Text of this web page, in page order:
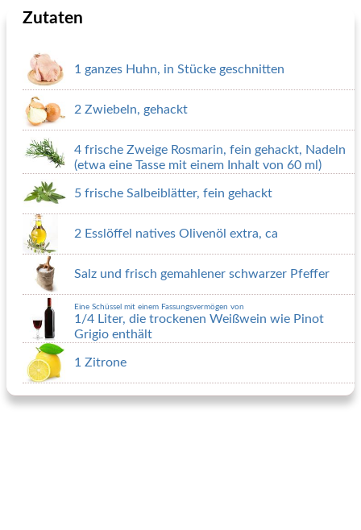
Zutaten
1 ganzes Huhn, in Stücke geschnitten
2 Zwiebeln, gehackt
4 frische Zweige Rosmarin, fein gehackt, Nadeln
(etwa eine Tasse mit einem Inhalt von 60 ml)
5 frische Salbeiblätter, fein gehackt
2 Esslöffel natives Olivenöl extra, ca
Salz und frisch gemahlener schwarzer Pfeffer
Eine Schüssel mit einem Fassungsvermögen von
1/4 Liter, die trockenen Weißwein wie Pinot
Grigio enthält
1 Zitrone